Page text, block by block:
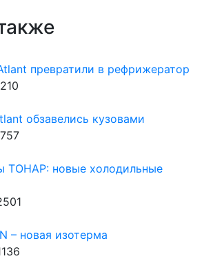
превратили в рефрижератор
обзавелись кузовами
ТОНАР: новые холодильные
– новая изотерма